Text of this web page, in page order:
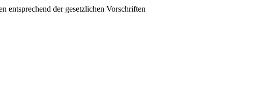
entsprechend der gesetzlichen Vorschriften